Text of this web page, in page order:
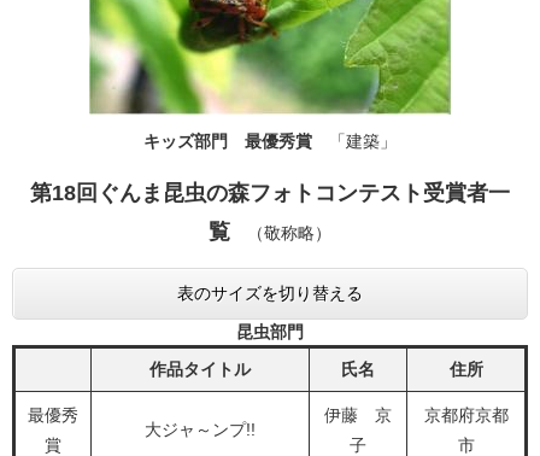
キッズ部門 最優秀賞 「建築」
第18回ぐんま昆虫の森フォトコンテスト受賞者一
覧
（敬称略）​
表のサイズを切り替える
昆虫部門
作品タイトル
氏名 住所
最優秀
賞
大ジャ～ンプ!!
伊藤 京
子
京都府京都
市